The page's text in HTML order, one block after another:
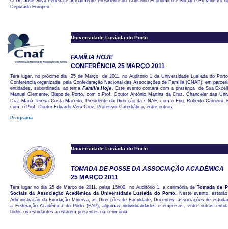
Deputado Europeu.
Universidade Lusíada do Porto
FAMÍLIA HOJE
CONFERÊNCIA 25 MARÇO 2011
Terá lugar, no próximo dia 25 de Março de 2011, no Auditório 1 da Universidade Lusíada do
Conferência organizada pela Confederação Nacional das Associações de Família (CNAF), em
entidades, subordinada ao tema Família Hoje. Este evento contará com a presença de Sua
Manuel Clemente, Bispo de Porto, com o Prof. Doutor António Martins da Cruz, Chanceler das
Dra. Maria Teresa Costa Macedo, Presidente da Direcção da CNAF, com o Eng. Roberto
com o Prof. Doutor Eduardo Vera Cruz, Professor Catedrático, entre outros.
Programa
Universidade Lusíada do Porto
TOMADA DE POSSE DA ASSOCIAÇÃO ACADÉMICA
25 MARÇO 2011
Terá lugar no dia 25 de Março de 2011, pelas 15h00, no Auditório 1, a cerimónia deTomada de
Sociais da Associação Académica da Universidade Lusíada do Porto.
Neste evento,
Administração da Fundação Minerva, as Direcções de Faculdade, Docentes, associações de
a Federação Académica do Porto (FAP), algumas individualidades e empresas, entre outras
todos os estudantes a estarem presentes na cerimónia.